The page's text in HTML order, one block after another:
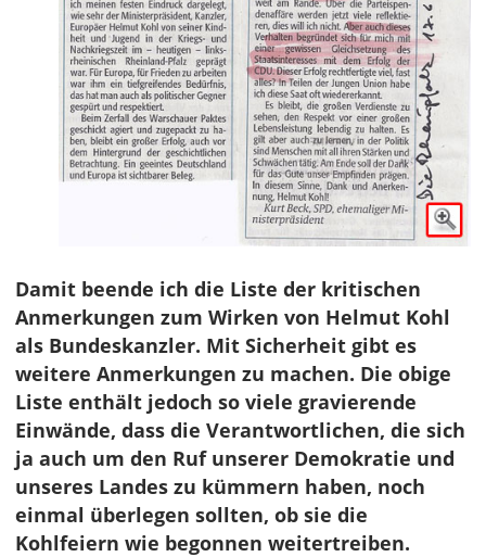
Damit beende ich die Liste der kritischen
Anmerkungen zum Wirken von Helmut Kohl
als Bundeskanzler. Mit Sicherheit gibt es
weitere Anmerkungen zu machen. Die obige
Liste enthält jedoch so viele gravierende
Einwände, dass die Verantwortlichen, die sich
ja auch um den Ruf unserer Demokratie und
unseres Landes zu kümmern haben, noch
einmal überlegen sollten, ob sie die
Kohlfeiern wie begonnen weitertreiben.